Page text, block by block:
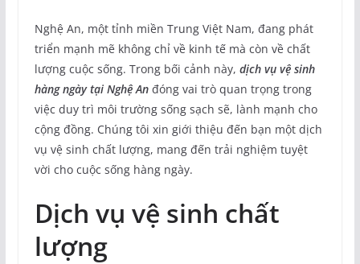
Nghệ An, một tỉnh miền Trung Việt Nam, đang phát
triển mạnh mẽ không chỉ về kinh tế mà còn về chất
lượng cuộc sống. Trong bối cảnh này, dịch vụ vệ sinh
hàng ngày tại Nghệ Anđóng vai trò quan trọng trong
việc duy trì môi trường sống sạch sẽ, lành mạnh cho
cộng đồng. Chúng tôi xin giới thiệu đến bạn một dịch
vụ vệ sinh chất lượng, mang đến trải nghiệm tuyệt
vời cho cuộc sống hàng ngày.
Dịch vụ vệ sinh chất
lượng